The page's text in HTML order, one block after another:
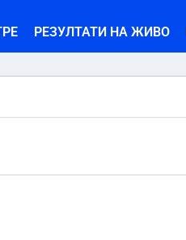
РЕЗУЛТАТИ НА ЖИВО